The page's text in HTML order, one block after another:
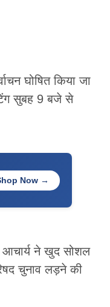
घोषित किया जा
सुबह 9 बजे से
Now →
आचार्य ने खुद सोशल
चुनाव लड़ने की